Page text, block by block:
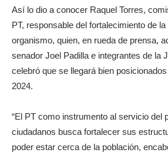
Así lo dio a conocer Raquel Torres,
PT, responsable del fortalecimiento de
organismo, quien, en rueda de prensa,
senador Joel Padilla e integrantes de la
celebró que se llegará bien
2024.
“El PT como instrumento al servicio del
ciudadanos busca fortalecer sus
poder estar cerca de la población,